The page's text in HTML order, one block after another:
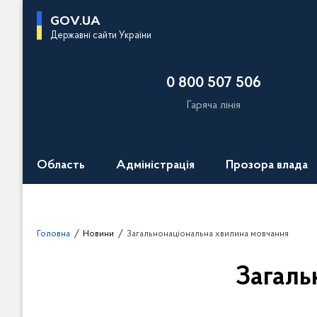
GOV.UA
Державні сайти України
0 800 507 506
Гаряча лінія
Область Адміністрація Прозора влада
Головна Новини Загальнонаціональна хвилина мовчання